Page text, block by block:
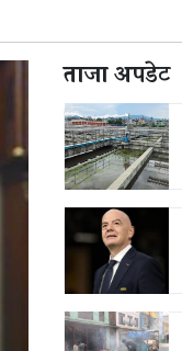
ताजा अपडेट